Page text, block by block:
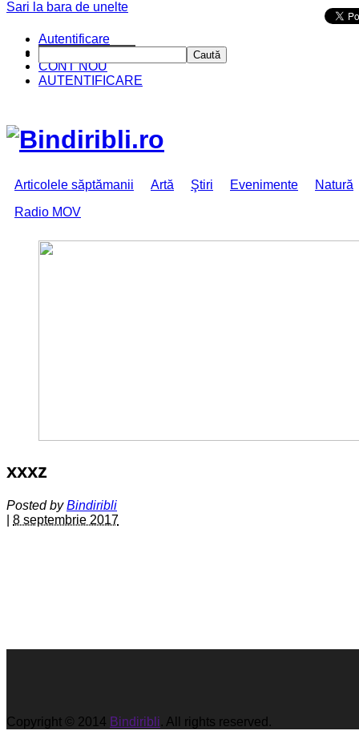
CINE SUNTEM?
CONT NOU
AUTENTIFICARE
Articolele săptămanii Artă Ştiri Evenimente
Natură
Radio MOV
xxxz
Posted byBindiribli
8 septembrie 2017
Copyright © 2014 Bindiribli. All rights reserved.
Sari la bara de unelte
Autentificare
Caută